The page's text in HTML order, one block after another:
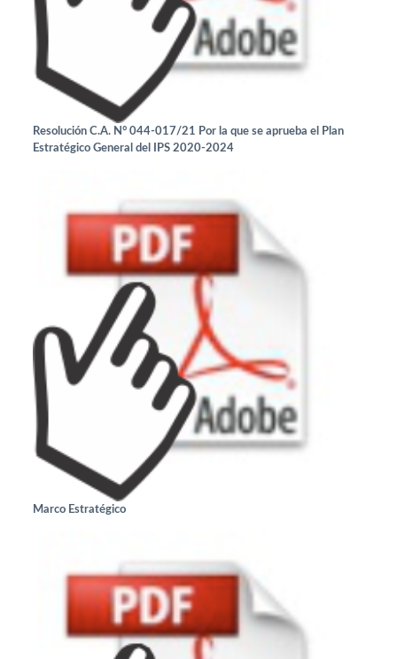
Resolución C.A. N° 044-017/21 Por la que se aprueba el Plan
Estratégico General del IPS 2020-2024
Marco Estratégico